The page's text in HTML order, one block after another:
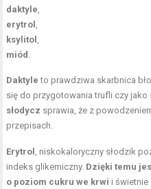
daktyle
erytrol
ksylitol
miód
Daktyle to prawdziwa skarbnica
się do przygotowania trufli czy jako
słodycz sprawia, że z
przepisach.
Erytrol
, niskokaloryczny słodzik
indeks glikemiczny. Dzięki temu
o poziom cukru we krwi i świetnie